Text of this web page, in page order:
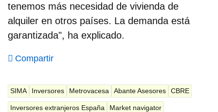
tenemos más necesidad de vivienda de
alquiler en otros países. La demanda está
garantizada", ha explicado.
Compartir
SIMA Inversores Metrovacesa Abante Asesores CBRE
Inversores extranjeros España Market navigator